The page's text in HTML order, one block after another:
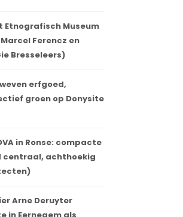
Etnografisch Museum
Ferencz en
Bresseleers)
erfgoed,
groen op Donysite
in Ronse: compacte
centraal, achthoekig
Arne Deruyter